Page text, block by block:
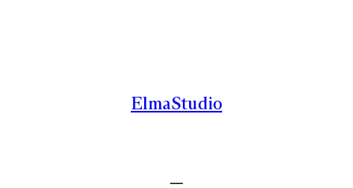
ElmaStudio